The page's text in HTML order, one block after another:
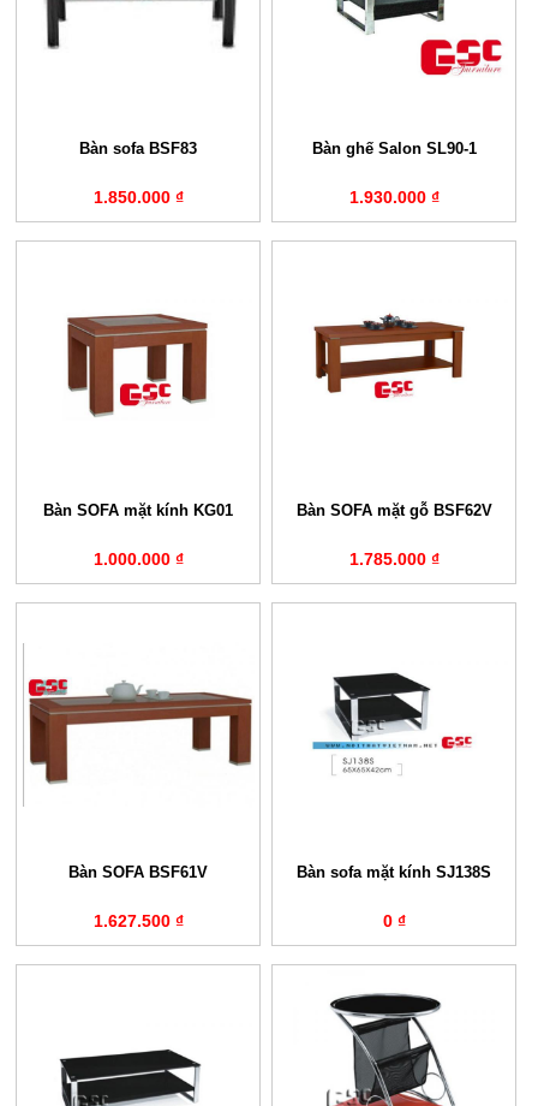
Bàn sofa BSF83
1.850.000 ₫
Bàn ghế Salon SL90-1
1.930.000 ₫
Bàn SOFA mặt kính KG01
1.000.000 ₫
Bàn SOFA mặt gỗ BSF62V
1.785.000 ₫
Bàn SOFA BSF61V
1.627.500 ₫
Bàn sofa mặt kính SJ138S
0 ₫